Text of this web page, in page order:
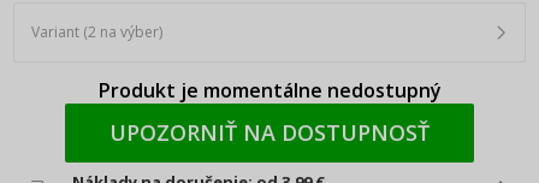
Variant (2 na výber)
Produkt je momentálne nedostupný
UPOZORNIŤ NA DOSTUPNOSŤ